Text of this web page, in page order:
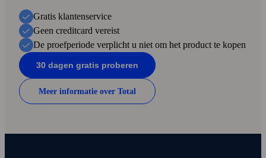
Gratis klanten­service
Geen credit­card vereist
De proef­periode verplicht u niet om het product te kopen
30 dagen gratis proberen
Meer informatie over Total